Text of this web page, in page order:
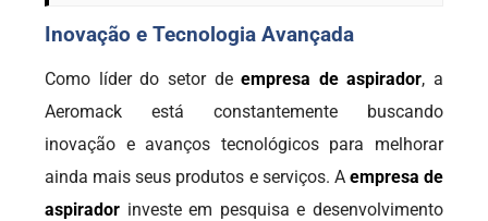
Inovação e Tecnologia Avançada
Como líder do setor deempresa de aspirador, a
Aeromack está constantemente buscando
inovação e avanços tecnológicos para melhorar
ainda mais seus produtos e serviços. A empresa de
aspirador investe em pesquisa e desenvolvimento